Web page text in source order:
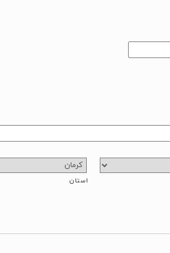
استان